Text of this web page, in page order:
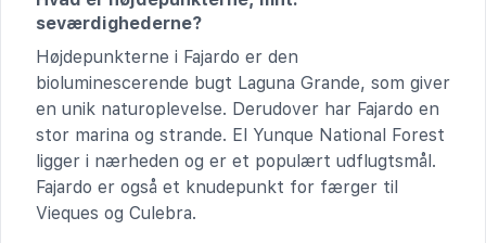
seværdighederne?
Højdepunkterne i Fajardo er den
bioluminescerende bugt Laguna Grande, som giver
en unik naturoplevelse. Derudover har Fajardo en
stor marina og strande. El Yunque National Forest
ligger i nærheden og er et populært udflugtsmål.
Fajardo er også et knudepunkt for færger til
Vieques og Culebra.